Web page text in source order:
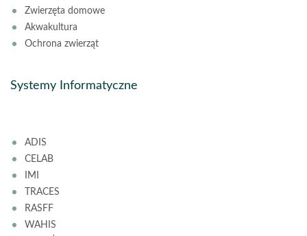
Zwierzęta domowe
Akwakultura
Ochrona zwierząt
Systemy Informatyczne
ADIS
CELAB
IMI
TRACES
RASFF
WAHIS